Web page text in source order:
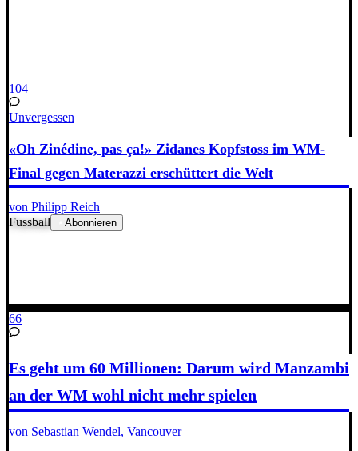
104
Unvergessen
«Oh Zinédine, pas ça!» Zidanes Kopfstoss im WM-
Final gegen Materazzi erschüttert die Welt
von Philipp Reich
Fussball
Abonnieren
66
Es geht um 60 Millionen: Darum wird Manzambi
an der WM wohl nicht mehr spielen
von Sebastian Wendel, Vancouver